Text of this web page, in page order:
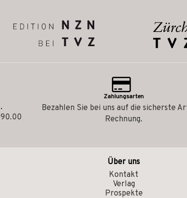
.
Zahlungsarten
Bezahlen Sie bei uns auf die sicherste
Rechnung.
Über uns
Kontakt
Verlag
Prospekte